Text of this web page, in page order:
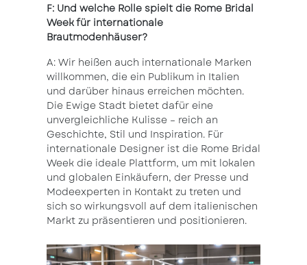
F: Und welche Rolle spielt die Rome Bridal
Week für internationale
Brautmodenhäuser?
A: Wir heißen auch internationale Marken
willkommen, die ein Publikum in Italien
und darüber hinaus erreichen möchten.
Die Ewige Stadt bietet dafür eine
unvergleichliche Kulisse – reich an
Geschichte, Stil und Inspiration. Für
internationale Designer ist die Rome Bridal
Week die ideale Plattform, um mit lokalen
und globalen Einkäufern, der Presse und
Modeexperten in Kontakt zu treten und
sich so wirkungsvoll auf dem italienischen
Markt zu präsentieren und positionieren.